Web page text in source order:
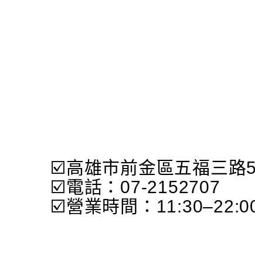
☑️高雄市前金區五福三路
☑️電話：07-2152707
☑️營業時間：